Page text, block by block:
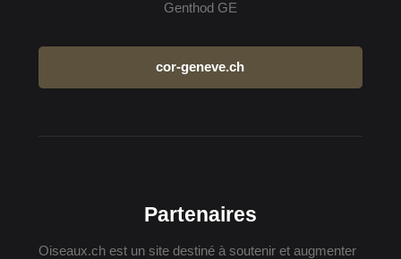
Genthod GE
cor-geneve.ch
Partenaires
Oiseaux.ch est un site destiné à soutenir et augmenter